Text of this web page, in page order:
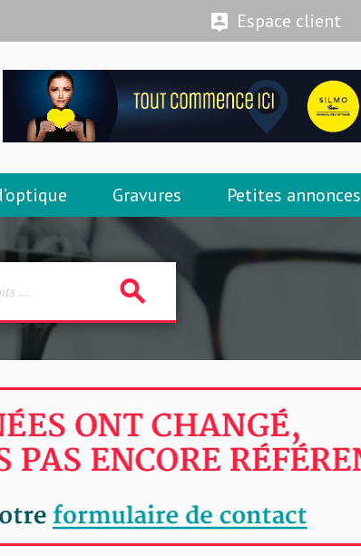
Espace client
Gravures Petites annonces
search